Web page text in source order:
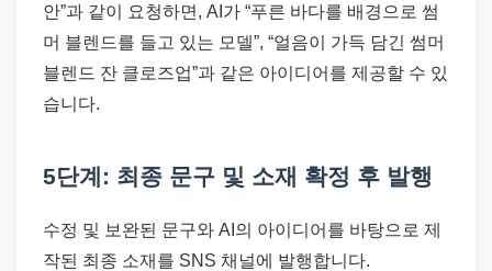
안”과 같이 요청하면, AI가 “푸른 바다를 배경으로 썸
머 블렌드를 들고 있는 모델”, “얼음이 가득 담긴 썸머
블렌드 잔 클로즈업”과 같은 아이디어를 제공할 수 있
습니다.
5단계: 최종 문구 및 소재 확정 후 발행
수정 및 보완된 문구와 AI의 아이디어를 바탕으로 제
작된 최종 소재를 SNS 채널에 발행합니다.